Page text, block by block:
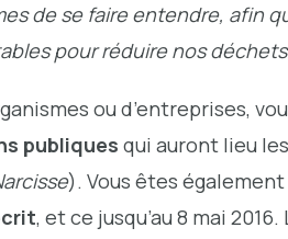
de se faire entendre, afin
pour réduire nos
ou d’entreprises,
publiques qui auront lieu les
). Vous êtes
, et ce jusqu’au 8 mai